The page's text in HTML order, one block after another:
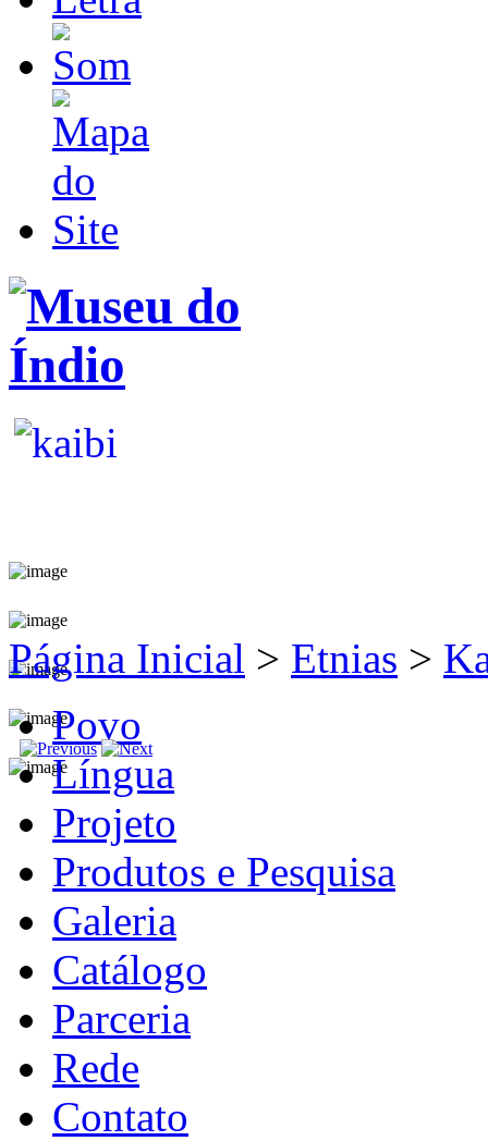
Página Inicial > Etnias >
Povo
Língua
Projeto
Produtos e Pesquisa
Galeria
Catálogo
Parceria
Rede
Contato